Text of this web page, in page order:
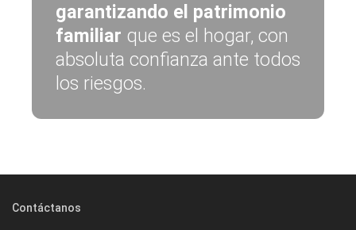
garantizando el patrimonio
familiar que es el hogar, con
absoluta confianza ante todos
los riesgos.
Contáctanos